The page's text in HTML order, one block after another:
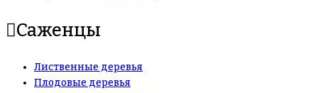
Саженцы
Лиственные деревья
Плодовые деревья